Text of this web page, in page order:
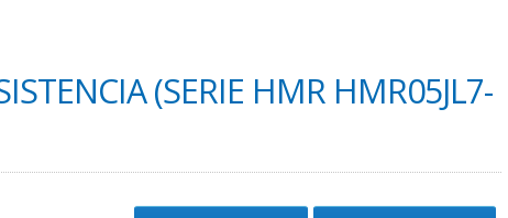
(SERIE HMR HMR05JL7-